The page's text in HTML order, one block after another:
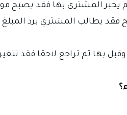
يخبر المشتري بها فقد
فقد يطالب المشتري برد
بها ثم تراجع لاحقا فقد